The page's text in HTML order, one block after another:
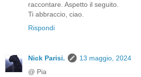
raccontare. Aspetto il seguito.
Ti abbraccio, ciao.
Rispondi
Nick Parisi.
13 maggio, 2024
@ Pia